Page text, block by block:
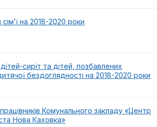
на 2018-2020 роки
сиріт та дітей, позбавлених
бездоглядності на 2018-2020 роки
Комунального закладу «Центр
Нова Каховка»